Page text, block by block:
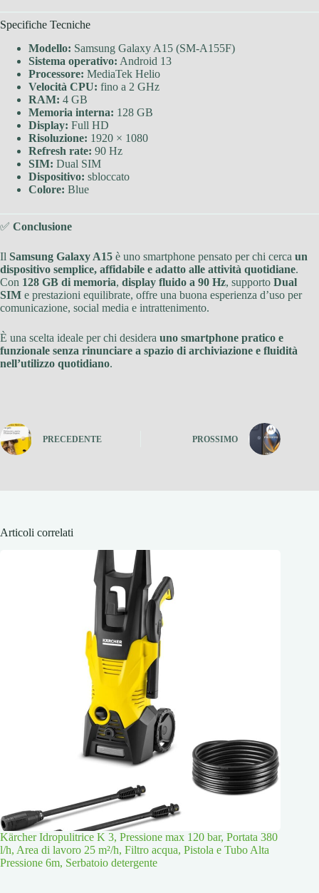
Specifiche Tecniche
Modello: Samsung Galaxy A15 (SM-A155F)
Sistema operativo: Android 13
Processore: MediaTek Helio
Velocità CPU: fino a 2 GHz
RAM: 4 GB
Memoria interna: 128 GB
Display: Full HD
Risoluzione: 1920 × 1080
Refresh rate: 90 Hz
SIM: Dual SIM
Dispositivo: sbloccato
Colore: Blue
✅ Conclusione
Il Samsung Galaxy A15 è uno smartphone pensato per chi cerca un
dispositivo semplice, affidabile e adatto alle attività quotidiane.
Con 128 GB di memoria, display fluido a 90 Hz, supporto Dual
SIM e prestazioni equilibrate, offre una buona esperienza d’uso per
comunicazione, social media e intrattenimento.
È una scelta ideale per chi desidera uno smartphone pratico e
funzionale senza rinunciare a spazio di archiviazione e fluidità
nell’utilizzo quotidiano.
PRECEDENTE PROSSIMO
Articoli correlati
Kärcher Idropulitrice K 3, Pressione max 120 bar, Portata 380
l/h, Area di lavoro 25 m²/h, Filtro acqua, Pistola e Tubo Alta
Pressione 6m, Serbatoio detergente